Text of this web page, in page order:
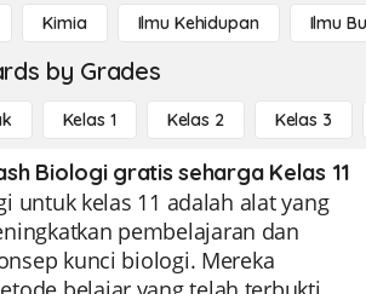
Kimia Ilmu Kehidupan Ilmu
by Grades
Kelas 1 Kelas 2 Kelas 3
Biologi gratis seharga Kelas 11
untuk kelas 11 adalah alat yang
pembelajaran dan
kunci biologi. Mereka